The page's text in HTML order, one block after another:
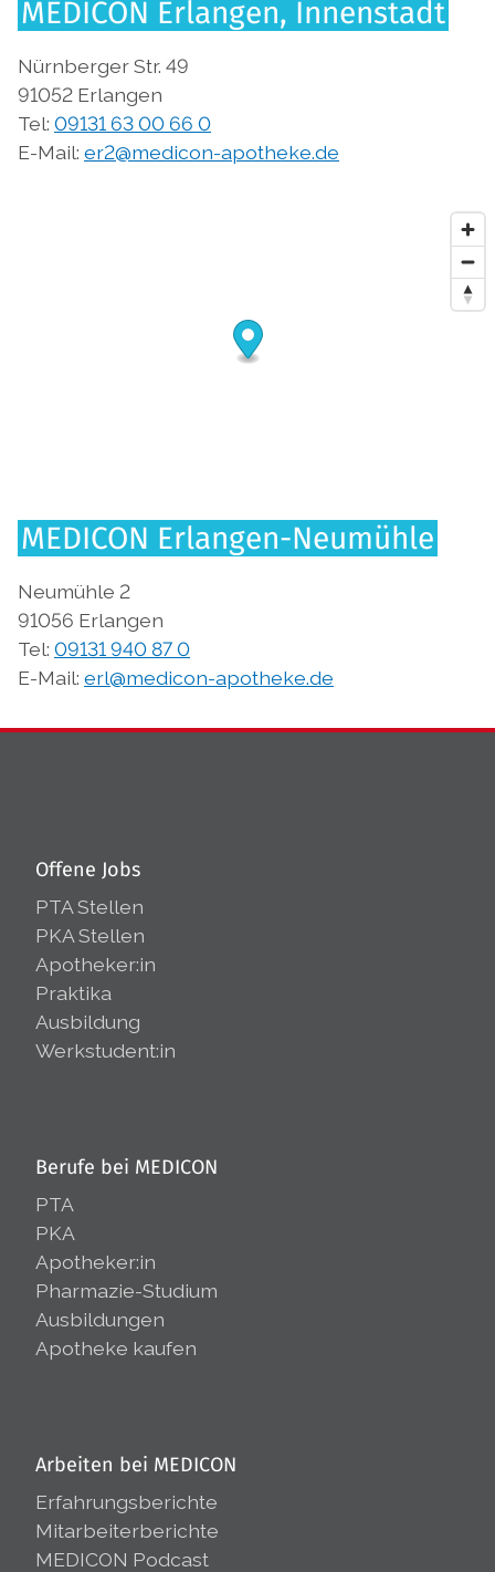
MEDICON Erlangen, Innenstadt
Nürnberger Str. 49
91052 Erlangen
Tel: 09131 63 00 66 0
E-Mail: er2@medicon-apotheke.de
MEDICON Erlangen-Neumühle
Neumühle 2
91056 Erlangen
Tel: 09131 940 87 0
E-Mail: erl@medicon-apotheke.de
Offene Jobs
PTA Stellen
PKA Stellen
Apotheker:in
Praktika
Ausbildung
Werkstudent:in
Berufe bei MEDICON
PTA
PKA
Apotheker:in
Pharmazie-Studium
Ausbildungen
Apotheke kaufen
Arbeiten bei MEDICON
Erfahrungsberichte
Mitarbeiterberichte
MEDICON Podcast